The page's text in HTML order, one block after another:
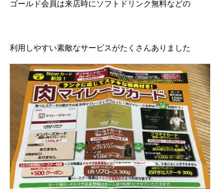
ゴールド会員は来店時にソフトドリンク無料などの
利用しやすい素敵なサービスがたくさんありました